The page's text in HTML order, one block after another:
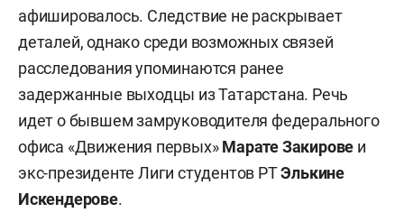
афишировалось. Следствие не раскрывает
деталей, однако среди возможных связей
расследования упоминаются ранее
задержанные выходцы из Татарстана. Речь
идет о бывшем замруководителя федерального
офиса «Движения первых»Марате Закирове и
экс-президенте Лиги студентов РТЭлькине
Искендерове.